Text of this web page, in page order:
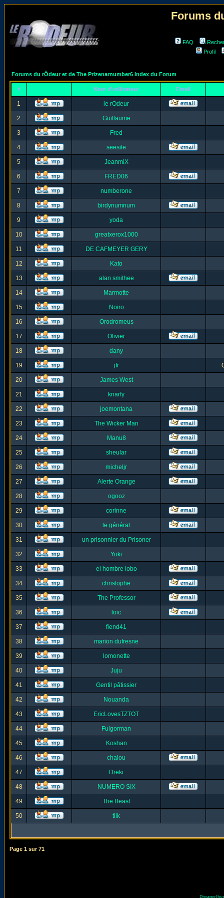
Forums
FAQ
Profil
Forums du rÔdeur et de The Prizenarnumber6 Index du Forum
# Nom d'utilisateur Email
1 le rOdeur
2 Guillaume
3 Fred
4 seesile
5 JeanmiX
6 FRED06
7 numberone
8 birdynumnum
9 yoda
10 greatxerox1000
11 DE CAFMEYER GERY
12 Kato
13 alan smithee
14 Marmotte
15 Noiro
16 Orodromeus
17 Olivier
18 dany
19 jfr
20 James West
21 knarfy
22 joemontana
23 The Wicker Man
24 Manu8
25 sheular
26 micheljr
27 Alerte Orange
28 ogooz
29 corinne
30 le général
31 un prisonnier du Prisoner
32 Yoki
33 el hombre lobo
34 christophe
35 The Professor
36 loic
37 fiend41
38 marion dufresne
39 lomonette
40 Juju
41 Gentil pâtissier
42 Nouanda
43 EricLovesTZTOT
44 Fulgorman
45 Koshan
46 chalou
47 Dreki
48 NUMERO SIX
49 The Beast
50 tilk
Page 1 sur71
Powered by